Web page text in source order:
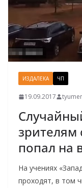
ИЗДАЛЕКА ЧП
19.09.2017
зрителям
попал на
На учениях
проходят, в том